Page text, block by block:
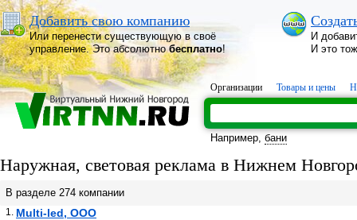
Добавить свою компанию
Или перенести существующую в своё
управление. Это абсолютнобесплатно!
И
И это
Организации Товары и цены
Например, бани
Наружная, световая реклама в Нижнем
В разделе 274 компании
1. Multi-led, ООО